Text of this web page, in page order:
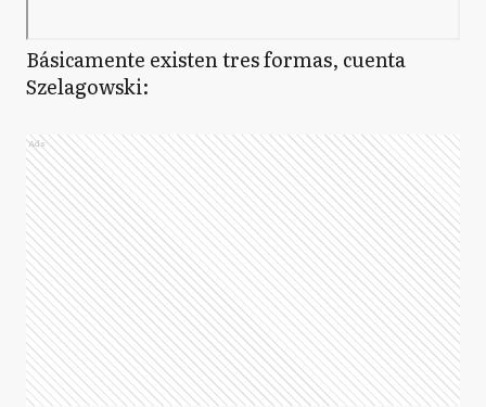
Básicamente existen tres formas, cuenta
Szelagowski:
Ads